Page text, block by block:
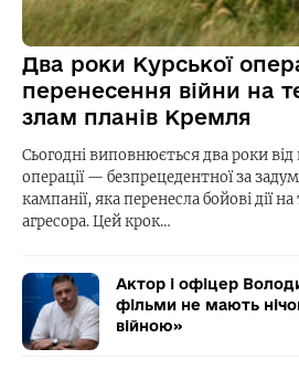
Два роки Курської
перенесення війни на
злам планів Кремля
Сьогодні виповнюється два роки від
операції — безпрецедентної за
кампанії, яка перенесла бойові дії
агресора. Цей крок…
Актор і офіцер
фільми не мають
війною»